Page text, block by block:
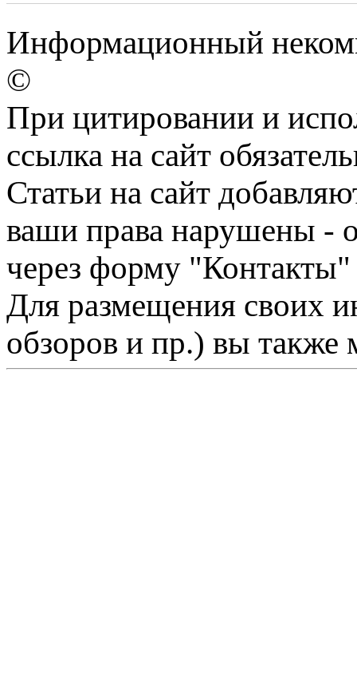
Информационный
©
При цитировании и
ссылка на сайт
Статьи на сайт
ваши права нарушены -
через форму "Контакты"
Для размещения своих
обзоров и пр.) вы также